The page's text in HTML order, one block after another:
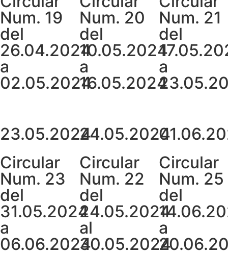
Num. 19
del
26.04.2024
a
02.05.2024
Num. 20
del
10.05.2024
a
16.05.2024
Num. 21
del
a
23.05.2024
Circular
Num. 23
del
31.05.2024
a
06.06.2024
24.05.2024
Circular
Num. 22
del
24.05.2024
al
30.05.2024
Circular
Num. 25
del
a